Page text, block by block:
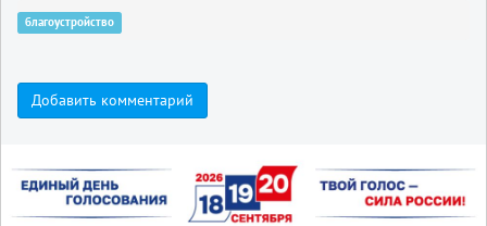
благоустройство
Добавить комментарий